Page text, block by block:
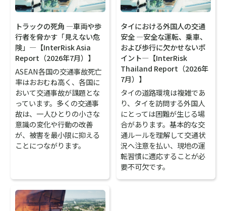
トラックの死角 ―車両や歩
行者を脅かす「見えない危
険」―【InterRisk Asia
Report（2026年7月）】
ASEAN各国の交通事故死亡
率はおおむね高く、各国に
おいて交通事故が課題とな
っています。多くの交通事
故は、一人ひとりの小さな
意識の変化や行動の改善
が、被害を最小限に抑える
ことにつながります。
タイにおける外国人の交通
安全 ―安全な運転、乗車、
および歩行に欠かせないポ
イント―【InterRisk
Thailand Report（2026年
7月）】
タイの道路環境は複雑であ
り、タイを訪問する外国人
にとっては困難が生じる場
合があります。基本的な交
通ルールを理解して交通状
況へ注意を払い、現地の運
転習慣に適応することが必
要不可欠です。